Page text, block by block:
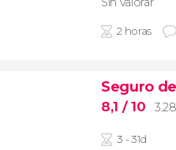
2 horas
Seguro
8,1 / 10
3 - 31d